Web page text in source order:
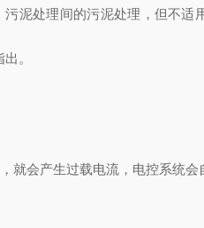
泥处理间的污泥处理，但不适
。
就会产生过载电流，电控系统